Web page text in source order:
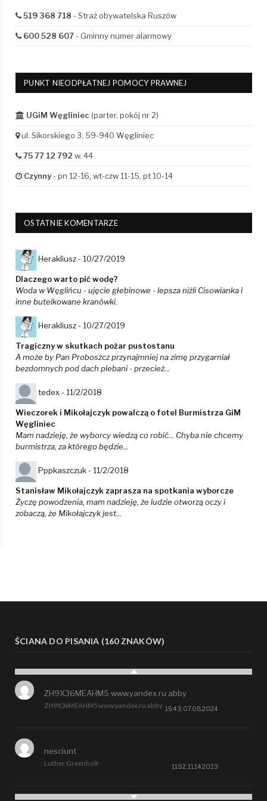
519 368 718 - Straż obywatelska Ruszów
600 528 607- Gminny numer alarmowy
PUNKT NIEODPŁATNEJ POMOCY PRAWNEJ
UGiM Węgliniec (parter, pokój nr 2)
ul. Sikorskiego 3, 59-940 Węgliniec
75 77 12 792 w. 44
Czynny- pn 12-16, wt-czw 11-15, pt 10-14
OSTATNIE KOMENTARZE
Herakliusz - 10/27/2019
Dlaczego warto pić wodę?
Woda w Węglińcu - ujęcie głebinowe - lepsza niżli Cisowianka i
inne butelkowane kranówki.
Herakliusz - 10/27/2019
Tragiczny w skutkach pożar pustostanu
A może by Pan Proboszcz przynajmniej na zimę przygarniał
bezdomnych pod dach plebani - przecież...
tedex - 11/2/2018
Wieczorek i Mikołajczyk powalczą o fotel Burmistrza GiM
Węgliniec
Mam nadzieję, że wyborcy wiedzą co robić... Chyba nie chcemy
burmistrza, za którego będzie...
Pppkaszczuk - 11/2/2018
Stanisław Mikołajczyk zaprasza na spotkania wyborcze
Życzę powodzenia, mam nadzieję, że ludzie otworzą oczy i
zobaczą, że Mikołajczyk jest...
ŚCIANA DO PISANIA (160 ZNAKÓW)
ZH9X36MEAHM5 www.yandex.ru abby
ZH9X36MEAHM5 www.yandex.ru abby
15:43, 07.08.2024
Luther Greenholt
nesciunt
11:52, 11.14.2023